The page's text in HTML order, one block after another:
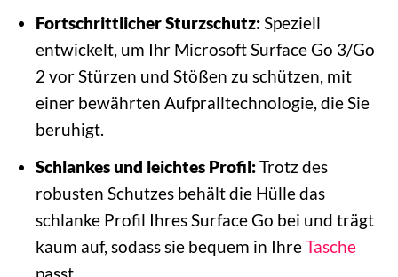
Fortschrittlicher Sturzschutz:Speziell
entwickelt, um Ihr Microsoft Surface Go 3/Go
2 vor Stürzen und Stößen zu schützen, mit
einer bewährten Aufpralltechnologie, die Sie
beruhigt.
Schlankes und leichtes Profil:Trotz des
robusten Schutzes behält die Hülle das
schlanke Profil Ihres Surface Go bei und trägt
kaum auf, sodass sie bequem in IhreTasche